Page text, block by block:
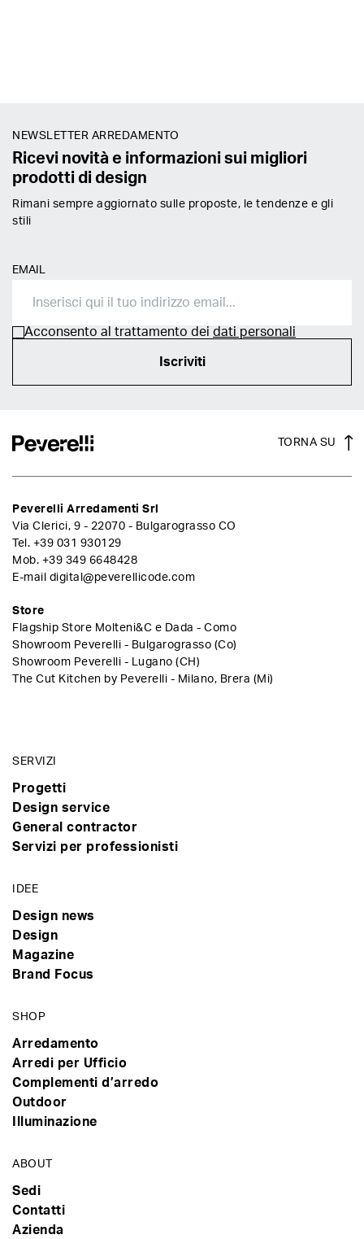
NEWSLETTER ARREDAMENTO
Ricevi novità e informazioni sui migliori
prodotti di design
Rimani sempre aggiornato sulle proposte, le tendenze e gli
stili
EMAIL
Acconsento al trattamento dei dati personali
Iscriviti
TORNA SU
Peverelli Arredamenti Srl
Via Clerici, 9 - 22070 - Bulgarograsso CO
Tel. +39 031 930129
Mob. +39 349 6648428
E-mail digital@peverellicode.com
Store
Flagship Store Molteni&C e Dada - Como
Showroom Peverelli - Bulgarograsso (Co)
Showroom Peverelli - Lugano (CH)
The Cut Kitchen by Peverelli - Milano, Brera (Mi)
SERVIZI
Progetti
Design service
General contractor
Servizi per professionisti
IDEE
Design news
Design
Magazine
Brand Focus
SHOP
Arredamento
Arredi per Ufficio
Complementi d’arredo
Outdoor
Illuminazione
ABOUT
Sedi
Contatti
Azienda